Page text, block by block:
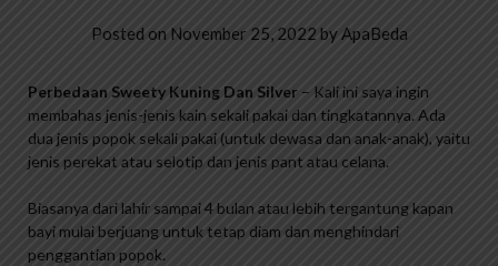
Posted on November 25, 2022 byApaBeda
Perbedaan Sweety Kuning Dan Silver – Kali ini saya ingin
membahas jenis-jenis kain sekali pakai dan tingkatannya. Ada
dua jenis popok sekali pakai (untuk dewasa dan anak-anak), yaitu
jenis perekat atau selotip dan jenis pant atau celana.
Biasanya dari lahir sampai 4 bulan atau lebih tergantung kapan
bayi mulai berjuang untuk tetap diam dan menghindari
penggantian popok.